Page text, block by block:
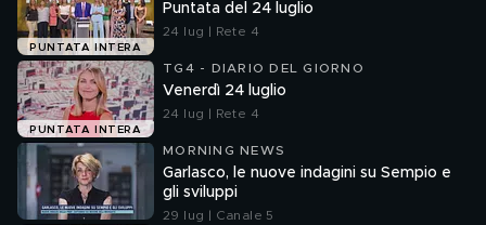
PUNTATA INTERA
Puntata del 24 luglio
24 lug | Rete 4
PUNTATA INTERA
TG4 - DIARIO DEL GIORNO
Venerdì 24 luglio
24 lug | Rete 4
MORNING NEWS
Garlasco, le nuove indagini su Sempio e
gli sviluppi
29 lug | Canale 5